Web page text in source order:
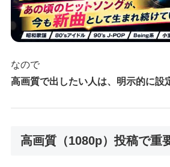
なので
高画質で出したい人は、明示的に設
高画質（1080p）投稿で重